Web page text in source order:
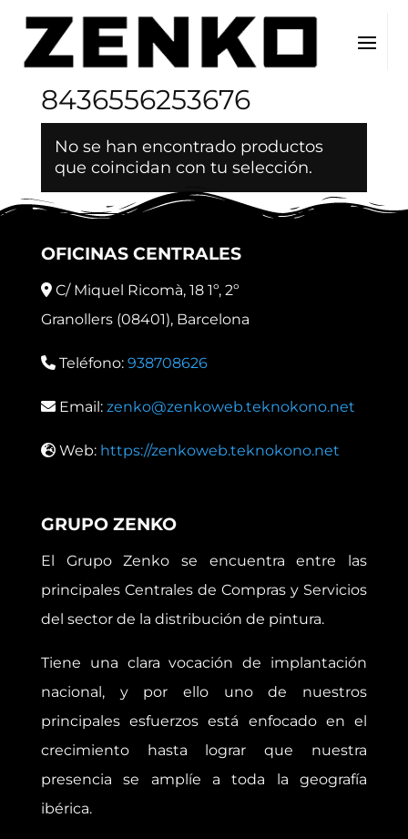
Inicio / EAN del producto / 8436556253676
8436556253676
No se han encontrado productos
que coincidan con tu selección.
OFICINAS CENTRALES
C/ Miquel Ricomà, 18 1º, 2º
Granollers (08401), Barcelona
Teléfono: 938708626
Email: zenko@zenkoweb.teknokono.net
Web: https://zenkoweb.teknokono.net
GRUPO ZENKO
El Grupo Zenko se encuentra entre las
principales Centrales de Compras y Servicios
del sector de la distribución de pintura.
Tiene una clara vocación de implantación
nacional, y por ello uno de nuestros
principales esfuerzos está enfocado en el
crecimiento hasta lograr que nuestra
presencia se amplíe a toda la geografía
ibérica.